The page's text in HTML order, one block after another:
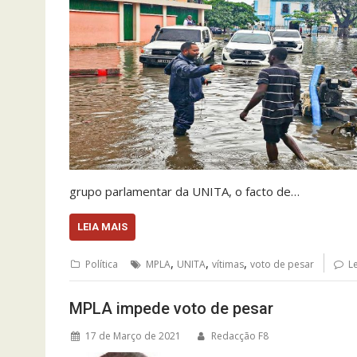
grupo parlamentar da UNITA, o facto de…
LEIA MAIS
Política MPLA, UNITA, vítimas, voto de pesar
MPLA impede voto de pesar
17 de Março de 2021 Redacção F8